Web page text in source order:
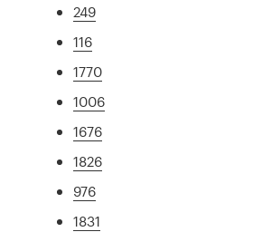
249
116
1770
1006
1676
1826
976
1831